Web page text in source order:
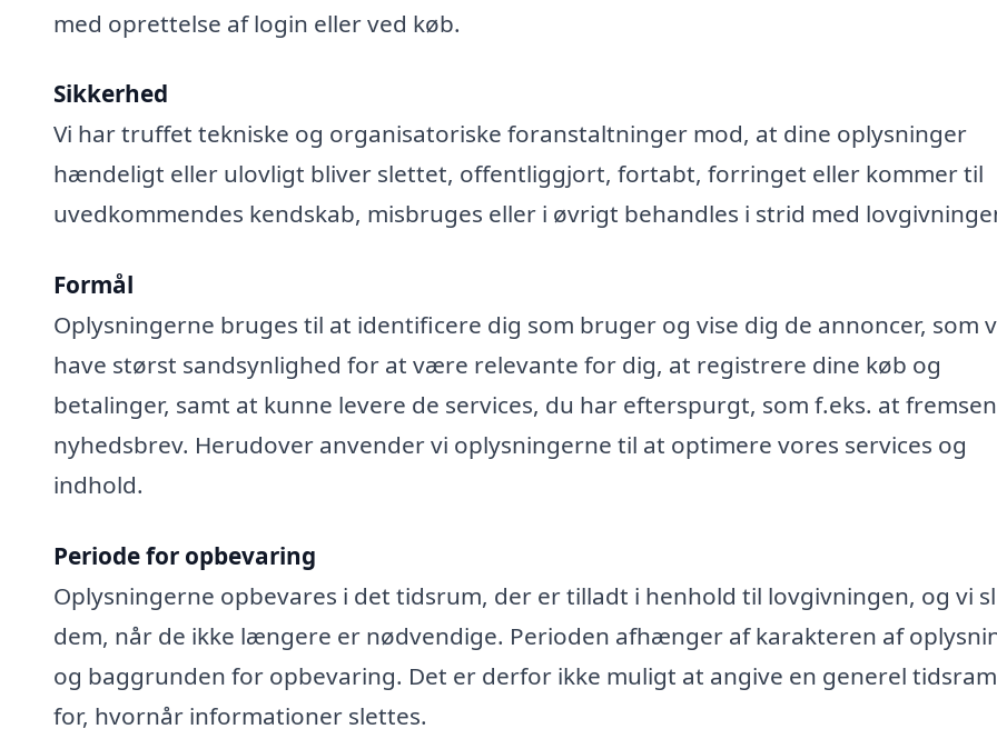
med oprettelse af login eller ved køb.
Sikkerhed
Vi har truffet tekniske og organisatoriske foranstaltninger mod, at dine oplysninger
hændeligt eller ulovligt bliver slettet, offentliggjort, fortabt, forringet eller kommer til
uvedkommendes kendskab, misbruges eller i øvrigt behandles i strid med
Formål
Oplysningerne bruges til at identificere dig som bruger og vise dig de annoncer, som
have størst sandsynlighed for at være relevante for dig, at registrere dine køb og
betalinger, samt at kunne levere de services, du har efterspurgt, som f.eks. at
nyhedsbrev. Herudover anvender vi oplysningerne til at optimere vores services og
indhold.
Periode for opbevaring
Oplysningerne opbevares i det tidsrum, der er tilladt i henhold til lovgivningen, og vi
dem, når de ikke længere er nødvendige. Perioden afhænger af karakteren af
og baggrunden for opbevaring. Det er derfor ikke muligt at angive en generel
for, hvornår informationer slettes.